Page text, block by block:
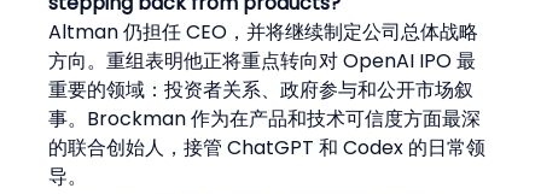
Altman 仍担任 CEO，并将继续制定公司总体战略
方向。重组表明他正将重点转向对 OpenAI IPO 最
重要的领域：投资者关系、政府参与和公开市场叙
事。Brockman 作为在产品和技术可信度方面最深
的联合创始人，接管 ChatGPT 和 Codex 的日常领
导。